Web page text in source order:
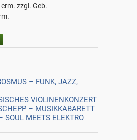
zzgl. Geb.
– FUNK, JAZZ,
VIOLINENKONZERT
– MUSIKKABARETT
SOUL MEETS ELEKTRO